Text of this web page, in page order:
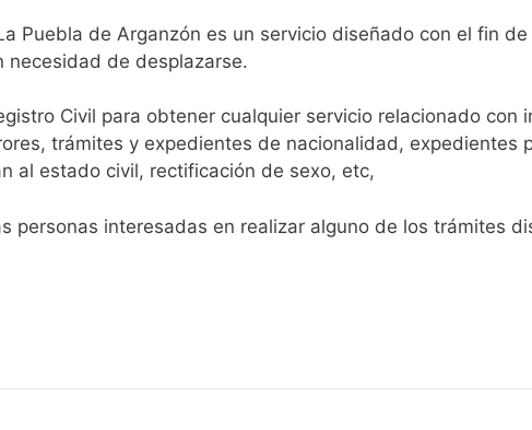
Puebla de Arganzón es un servicio diseñado con el fin
necesidad de desplazarse.​
Civil para obtener cualquier servicio relacionado
trámites y expedientes de nacionalidad, expedientes
al estado civil, rectificación de sexo, etc,
personas interesadas en realizar alguno de los trámites